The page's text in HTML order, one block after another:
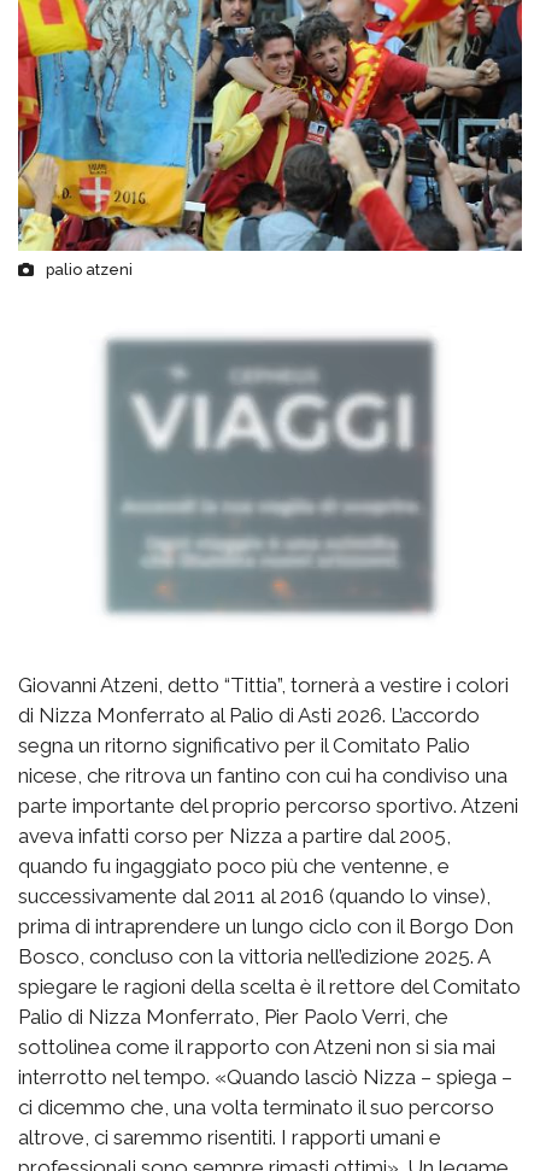
palio atzeni
Giovanni Atzeni, detto “Tittia”, tornerà a vestire i colori
di Nizza Monferrato al Palio di Asti 2026. L’accordo
segna un ritorno significativo per il Comitato Palio
nicese, che ritrova un fantino con cui ha condiviso una
parte importante del proprio percorso sportivo. Atzeni
aveva infatti corso per Nizza a partire dal 2005,
quando fu ingaggiato poco più che ventenne, e
successivamente dal 2011 al 2016 (quando lo vinse),
prima di intraprendere un lungo ciclo con il Borgo Don
Bosco, concluso con la vittoria nell’edizione 2025. A
spiegare le ragioni della scelta è il rettore del Comitato
Palio di Nizza Monferrato, Pier Paolo Verri, che
sottolinea come il rapporto con Atzeni non si sia mai
interrotto nel tempo. «Quando lasciò Nizza – spiega –
ci dicemmo che, una volta terminato il suo percorso
altrove, ci saremmo risentiti. I rapporti umani e